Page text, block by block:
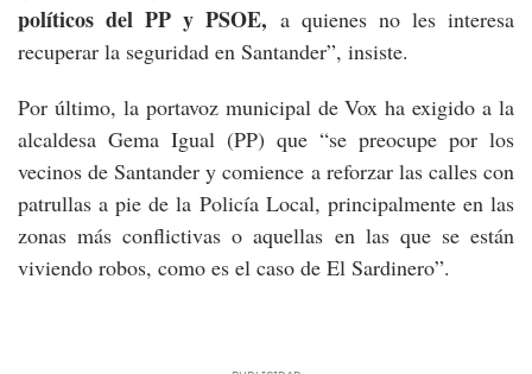
políticos del PP y PSOE, a quienes no les interesa
recuperar la seguridad en Santander”, insiste.
Por último, la portavoz municipal de Vox ha exigido a la
alcaldesa Gema Igual (PP) que “se preocupe por los
vecinos de Santander y comience a reforzar las calles con
patrullas a pie de la Policía Local, principalmente en las
zonas más conflictivas o aquellas en las que se están
viviendo robos, como es el caso de El Sardinero”.